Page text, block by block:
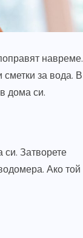
навреме.
за вода. В
дома си.
си. Затворете
Ако той